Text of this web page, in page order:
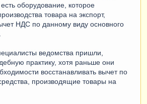
оборудование, которое
товара на экспорт,
НДС по данному виду основного
ведомства пришли,
практику, хотя раньше они
восстанавливать вычет по
производящие товары на